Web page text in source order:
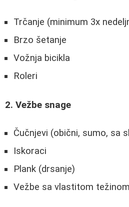
Trčanje (minimum 3x
Brzo šetanje
Vožnja bicikla
Roleri
2. Vežbe snage
Čučnjevi (obični, sumo, sa
Iskoraci
Plank (drsanje)
Vežbe sa vlastitom težinom